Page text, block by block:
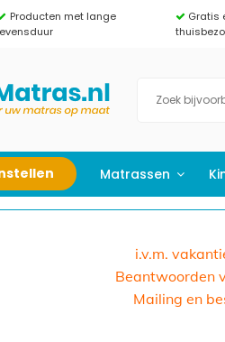
Producten met lange
Gratis
Matrassen
i.v.m.
Beantwoorden
Mailing en